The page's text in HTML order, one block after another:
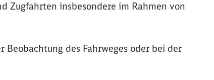
Zugfahrten insbesondere im Rahmen von
des Fahrweges oder bei der